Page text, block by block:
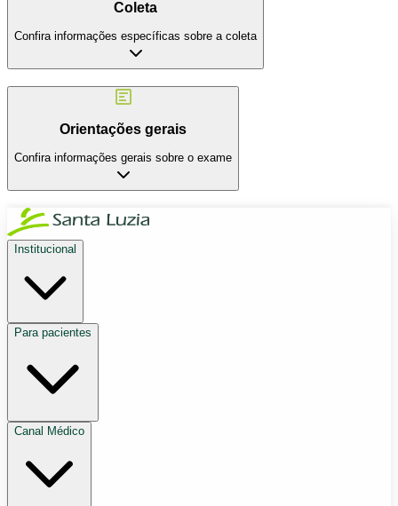
Coleta
Confira informações específicas sobre a coleta
Orientações gerais
Confira informações gerais sobre o exame
Institucional
Para pacientes
Canal Médico